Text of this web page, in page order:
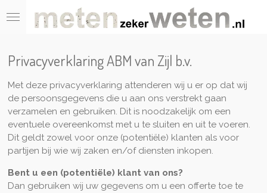
Ga
hoofdinhoud
Privacyverklaring ABM van Zijl b.v.
Met deze privacyverklaring attenderen wij u er op dat wij
de persoonsgegevens die u aan ons verstrekt gaan
verzamelen en gebruiken. Dit is noodzakelijk om een
eventuele overeenkomst met u te sluiten en uit te voeren.
Dit geldt zowel voor onze (potentiële) klanten als voor
partijen bij wie wij zaken en/of diensten inkopen.
Bent u een (potentiële) klant van ons?
Dan gebruiken wij uw gegevens om u een offerte toe te